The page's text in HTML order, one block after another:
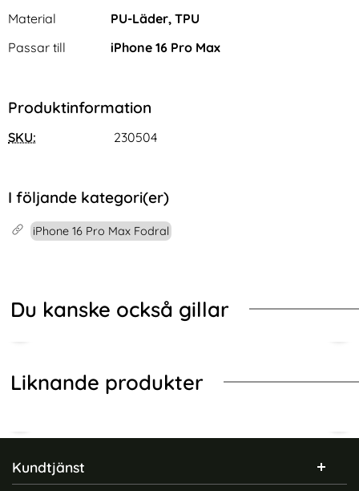
Material
PU-Läder, TPU
Passar till
iPhone 16 Pro Max
Produktinformation
SKU: 230504
I följande kategori(er)
iPhone 16 Pro Max Fodral
Du kanske också gillar
Liknande produkter
Sidfot Blandad info och länkar
Kundtjänst